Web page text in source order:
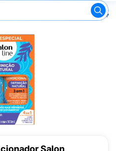
Cabelos Cacheados Kit
Salon